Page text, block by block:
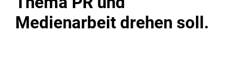
Medienarbeit drehen soll.